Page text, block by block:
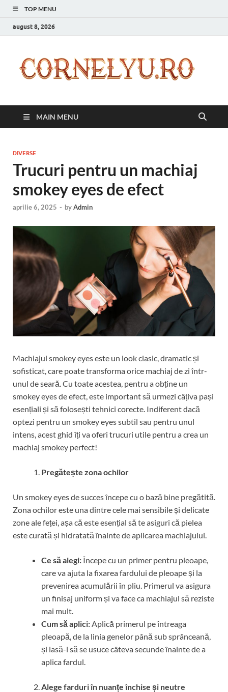
TOP MENU
august 8, 2026
ta mai
MAIN MENU
DIVERSE
Trucuri pentru un machiaj
smokey eyes de efect
aprilie 6, 2025 - byAdmin
Machiajul smokey eyes este un look clasic, dramatic și
sofisticat, care poate transforma orice machiaj de zi într-
unul de seară. Cu toate acestea, pentru a obține un
smokey eyes de efect, este important să urmezi câțiva pași
esențiali și să folosești tehnici corecte. Indiferent dacă
optezi pentru un smokey eyes subtil sau pentru unul
intens, acest ghid îți va oferi trucuri utile pentru a crea un
machiaj smokey perfect!
Pregătește zona ochilor
Un smokey eyes de succes începe cu o bază bine pregătită.
Zona ochilor este una dintre cele mai sensibile și delicate
zone ale feței, așa că este esențial să te asiguri că pielea
este curată și hidratată înainte de aplicarea machiajului.
Ce să alegi:Începe cu un primer pentru pleoape,
care va ajuta la fixarea fardului de pleoape și la
prevenirea acumulării în pliu. Primerul va asigura
un finisaj uniform și va face ca machiajul să reziste
mai mult.
Cum să aplici:Aplică primerul pe întreaga
pleoapă, de la linia genelor până sub sprânceană,
și lasă-l să se usuce câteva secunde înainte de a
aplica fardul.
Alege farduri în nuanțe închise și neutre